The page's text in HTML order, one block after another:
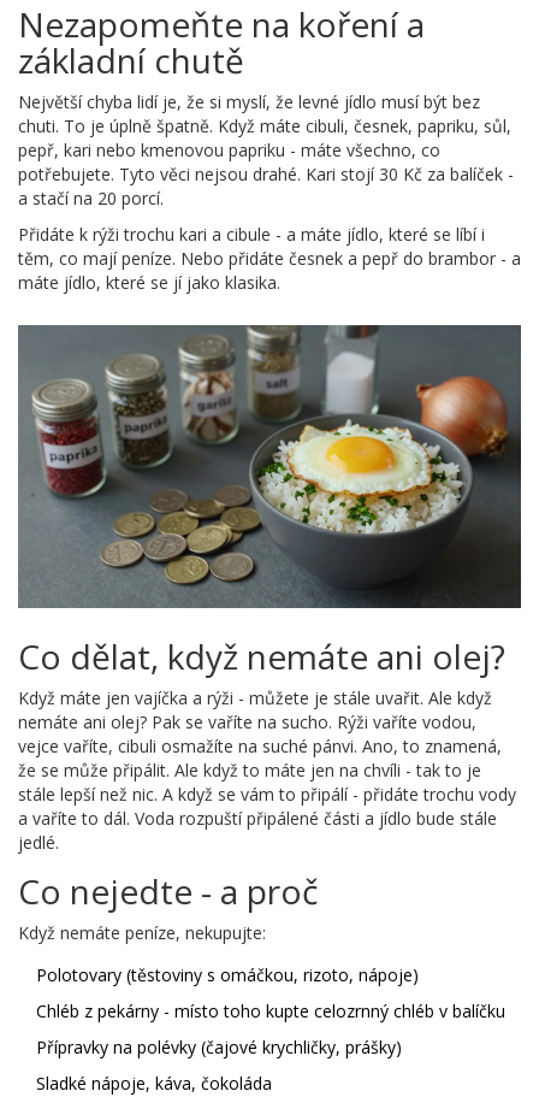
Nezapomeňte na koření a
základní chutě
Největší chyba lidí je, že si myslí, že levné jídlo musí být bez
chuti. To je úplně špatně. Když máte cibuli, česnek, papriku, sůl,
pepř, kari nebo kmenovou papriku - máte všechno, co
potřebujete. Tyto věci nejsou drahé. Kari stojí 30 Kč za balíček -
a stačí na 20 porcí.
Přidáte k rýži trochu kari a cibule - a máte jídlo, které se líbí i
těm, co mají peníze. Nebo přidáte česnek a pepř do brambor - a
máte jídlo, které se jí jako klasika.
Co dělat, když nemáte ani olej?
Když máte jen vajíčka a rýži - můžete je stále uvařit. Ale když
nemáte ani olej? Pak se vaříte na sucho. Rýži vaříte vodou,
vejce vaříte, cibuli osmažíte na suché pánvi. Ano, to znamená,
že se může připálit. Ale když to máte jen na chvíli - tak to je
stále lepší než nic. A když se vám to připálí - přidáte trochu vody
a vaříte to dál. Voda rozpuští připálené části a jídlo bude stále
jedlé.
Co nejedte - a proč
Když nemáte peníze, nekupujte:
Polotovary (těstoviny s omáčkou, rizoto, nápoje)
Chléb z pekárny - místo toho kupte celozrnný chléb v balíčku
Přípravky na polévky (čajové krychličky, prášky)
Sladké nápoje, káva, čokoláda